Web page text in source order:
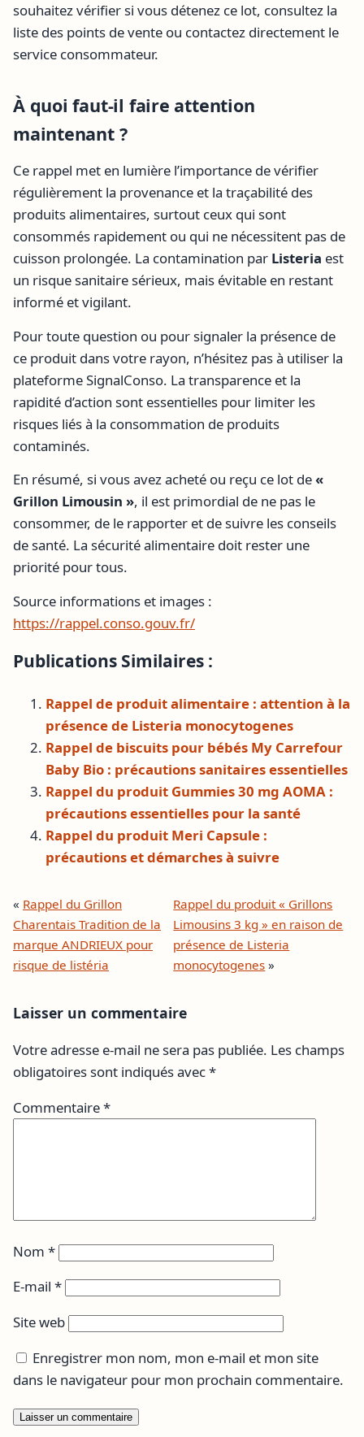
souhaitez vérifier si vous détenez ce lot, consultez la
liste des points de vente ou contactez directement le
service consommateur.
À quoi faut-il faire attention
maintenant ?
Ce rappel met en lumière l’importance de vérifier
régulièrement la provenance et la traçabilité des
produits alimentaires, surtout ceux qui sont
consommés rapidement ou qui ne nécessitent pas de
cuisson prolongée. La contamination par Listeria est
un risque sanitaire sérieux, mais évitable en restant
informé et vigilant.
Pour toute question ou pour signaler la présence de
ce produit dans votre rayon, n’hésitez pas à utiliser la
plateforme SignalConso. La transparence et la
rapidité d’action sont essentielles pour limiter les
risques liés à la consommation de produits
contaminés.
En résumé, si vous avez acheté ou reçu ce lot de«
Grillon Limousin », il est primordial de ne pas le
consommer, de le rapporter et de suivre les conseils
de santé. La sécurité alimentaire doit rester une
priorité pour tous.
Source informations et images :
https://rappel.conso.gouv.fr/
Publications Similaires :
Rappel de produit alimentaire : attention à la
présence de Listeria monocytogenes
Rappel de biscuits pour bébés My Carrefour
Baby Bio : précautions sanitaires essentielles
Rappel du produit Gummies 30 mg AOMA :
précautions essentielles pour la santé
Rappel du produit Meri Capsule :
précautions et démarches à suivre
« Rappel du Grillon
Charentais Tradition de la
marque ANDRIEUX pour
risque de listéria
Rappel du produit « Grillons
Limousins 3 kg » en raison de
présence de Listeria
monocytogenes »
Laisser un commentaire
Votre adresse e-mail ne sera pas publiée. Les champs
obligatoires sont indiqués avec*
Commentaire*
Nom *
E-mail *
Site web
Enregistrer mon nom, mon e-mail et mon site
dans le navigateur pour mon prochain commentaire.